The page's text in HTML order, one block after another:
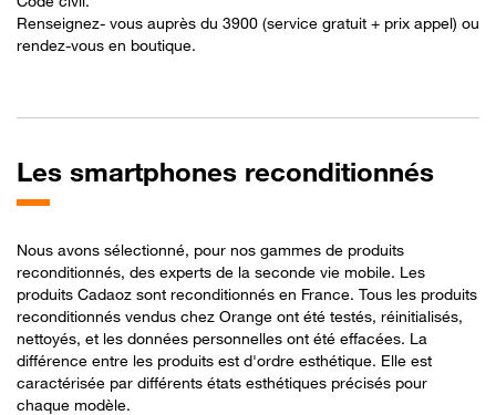
Renseignez- vous auprès du 3900 (service gratuit + prix appel) ou
rendez-vous en boutique.
Les smartphones reconditionnés
Nous avons sélectionné, pour nos gammes de produits
reconditionnés, des experts de la seconde vie mobile. Les
produits Cadaoz sont reconditionnés en France. Tous les produits
reconditionnés vendus chez Orange ont été testés, réinitialisés,
nettoyés, et les données personnelles ont été effacées. La
différence entre les produits est d'ordre esthétique. Elle est
caractérisée par différents états esthétiques précisés pour
chaque modèle.